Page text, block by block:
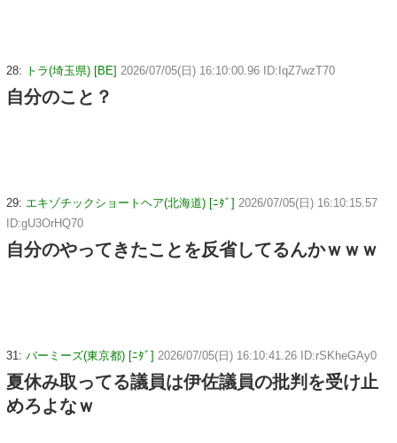
28: トラ(埼玉県) [BE] 2026/07/05(日) 16:10:00.96 ID:IqZ7wzT70
自分のこと？
29: エキゾチックショートヘア(北海道) [ﾆﾀﾞ] 2026/07/05(日) 16:10:15.57
ID:gU3OrHQ70
自分のやってきたことを反省してるんかｗｗｗ
31: バーミーズ(東京都) [ﾆﾀﾞ] 2026/07/05(日) 16:10:41.26 ID:rSKheGAy0
夏休み取ってる議員は伊佐議員の批判を受け止
めろよなｗ